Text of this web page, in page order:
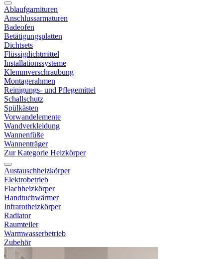
Ablaufgarnituren
Anschlussarmaturen
Badeofen
Betätigungsplatten
Dichtsets
Flüssigdichtmittel
Installationssysteme
Klemmverschraubung
Montagerahmen
Reinigungs- und Pflegemittel
Schallschutz
Spülkästen
Vorwandelemente
Wandverkleidung
Wannenfüße
Wannenträger
Zur Kategorie Heizkörper
Austauschheizkörper
Elektrobetrieb
Flachheizkörper
Handtuchwärmer
Infrarotheizkörper
Radiator
Raumteiler
Warmwasserbetrieb
Zubehör